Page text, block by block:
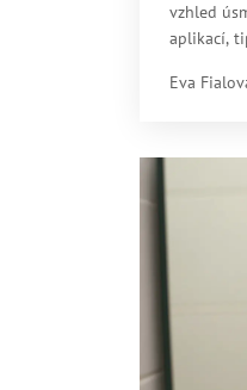
vzhled
aplikací,
Eva